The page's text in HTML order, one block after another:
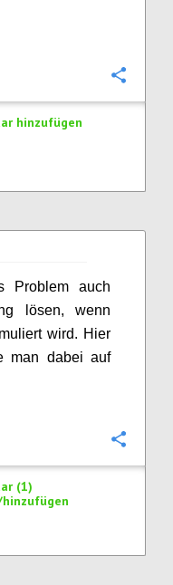
hinzufügen
Problem auch
lösen, wenn
wird. Hier
man dabei auf
(1)